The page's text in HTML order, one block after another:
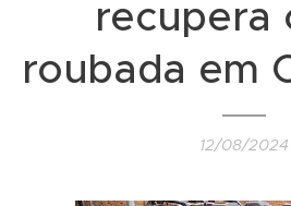
recupera
roubada em
12/08/2024